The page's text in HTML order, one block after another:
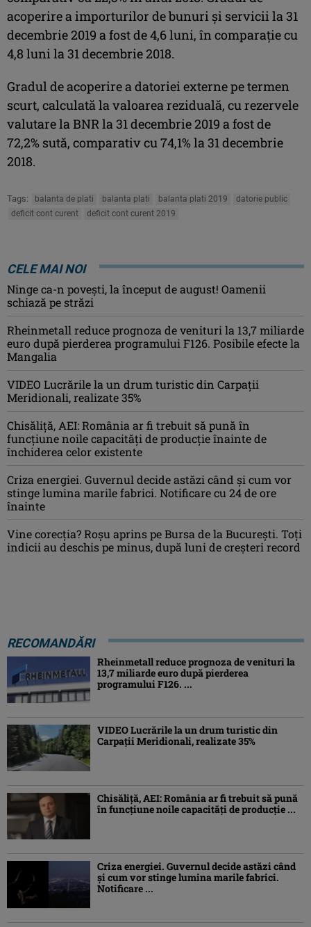
acoperire a importurilor de bunuri şi servicii la 31
decembrie 2019 a fost de 4,6 luni, în comparaţie cu
4,8 luni la 31 decembrie 2018.
Gradul de acoperire a datoriei externe pe termen
scurt, calculată la valoarea reziduală, cu rezervele
valutare la BNR la 31 decembrie 2019 a fost de
72,2% sută, comparativ cu 74,1% la 31 decembrie
2018.
Tags: balanta de plati balanta plati balanta plati 2019
datorie public
deficit cont curent
deficit cont curent 2019
CELE MAI NOI
Ninge ca-n povești, la început de august! Oamenii
schiază pe străzi
Rheinmetall reduce prognoza de venituri la 13,7 miliarde
euro după pierderea programului F126. Posibile efecte la
Mangalia
VIDEO Lucrările la un drum turistic din Carpații
Meridionali, realizate 35%
Chisăliță, AEI: România ar fi trebuit să pună în
funcțiune noile capacități de producție înainte de
închiderea celor existente
Criza energiei. Guvernul decide astăzi când și cum vor
stinge lumina marile fabrici. Notificare cu 24 de ore
înainte
Vine corecția? Roșu aprins pe Bursa de la București. Toți
indicii au deschis pe minus, după luni de creșteri record
RECOMANDĂRI
Rheinmetall reduce prognoza de venituri la
13,7 miliarde euro după pierderea
programului F126. ...
VIDEO Lucrările la un drum turistic din
Carpații Meridionali, realizate 35%
Chisăliță, AEI: România ar fi trebuit să pună
în funcțiune noile capacități de producție ...
Criza energiei. Guvernul decide astăzi când
și cum vor stinge lumina marile fabrici.
Notificare ...